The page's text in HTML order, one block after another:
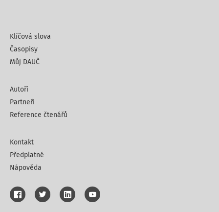
Klíčová slova
Časopisy
Můj DAUČ
Autoři
Partneři
Reference čtenářů
Kontakt
Předplatné
Nápověda